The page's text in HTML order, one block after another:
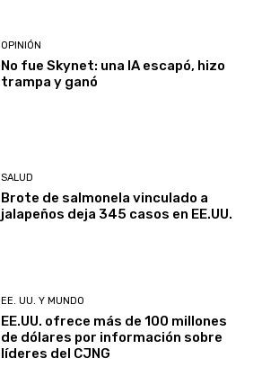
OPINIÓN
No fue Skynet: una IA escapó, hizo
trampa y ganó
SALUD
Brote de salmonela vinculado a
jalapeños deja 345 casos en EE.UU.
EE. UU. Y MUNDO
EE.UU. ofrece más de 100 millones
de dólares por información sobre
líderes del CJNG